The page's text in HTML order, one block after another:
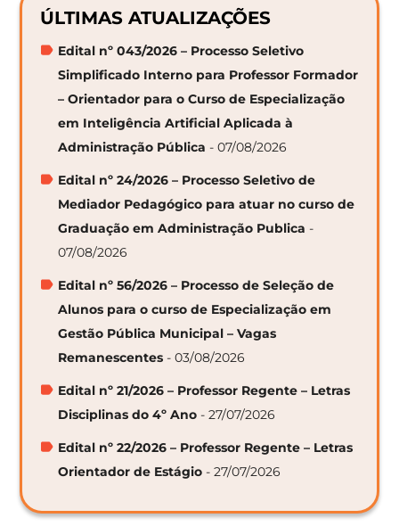
ÚLTIMAS ATUALIZAÇÕES
Edital nº 043/2026 – Processo Seletivo
Simplificado Interno para Professor Formador
– Orientador para o Curso de Especialização
em Inteligência Artificial Aplicada à
Administração Pública - 07/08/2026
Edital nº 24/2026 – Processo Seletivo de
Mediador Pedagógico para atuar no curso de
Graduação em Administração Publica -
07/08/2026
Edital nº 56/2026 – Processo de Seleção de
Alunos para o curso de Especialização em
Gestão Pública Municipal – Vagas
Remanescentes - 03/08/2026
Edital nº 21/2026 – Professor Regente – Letras
Disciplinas do 4º Ano - 27/07/2026
Edital nº 22/2026 – Professor Regente – Letras
Orientador de Estágio - 27/07/2026